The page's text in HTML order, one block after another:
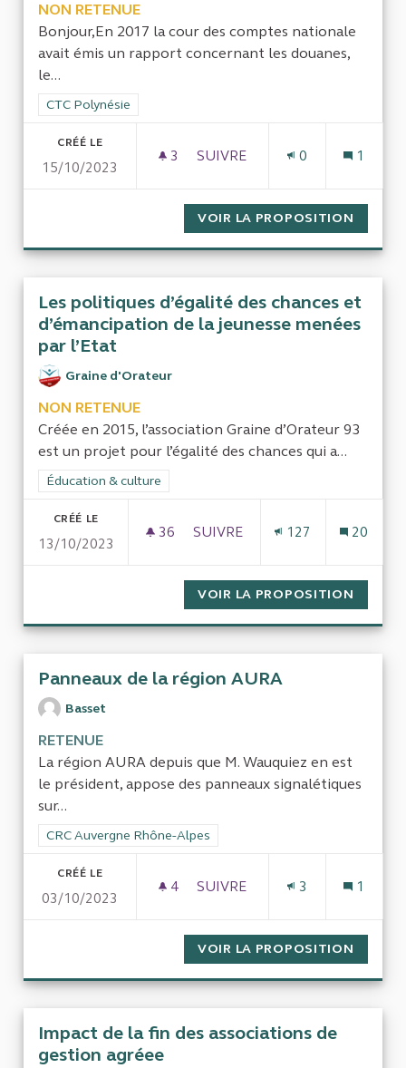
NON RETENUE
Bonjour,En 2017 la cour des comptes nationale
avait émis un rapport concernant les douanes,
le...
Filtrer les résultats de la catégorie : CTC Polynésie
CTC Polynésie
CRÉÉ LE
15/10/2023
3 3 ABONNÉS
SUIVRE
0 1
VOIR LA PROPOSITION
Les politiques d’égalité des chances et
d’émancipation de la jeunesse menées
par l’Etat
Graine d'Orateur
NON RETENUE
Créée en 2015, l’association Graine d’Orateur 93
est un projet pour l’égalité des chances qui a...
Filtrer les résultats de la catégorie : Éducation & culture
Éducation & culture
CRÉÉ LE
13/10/2023
36 36 ABONNÉS
SUIVRE
127 20
VOIR LA PROPOSITION
Panneaux de la région AURA
Basset
RETENUE
La région AURA depuis que M. Wauquiez en est
le président, appose des panneaux signalétiques
sur...
Filtrer les résultats de la catégorie : CRC Auvergne Rhône-
CRC Auvergne Rhône-Alpes
CRÉÉ LE
03/10/2023
4 4 ABONNÉS
SUIVRE
3 1
VOIR LA PROPOSITION
Impact de la fin des associations de
gestion agréee